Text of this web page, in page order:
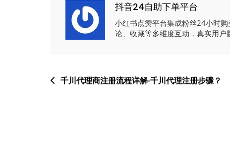
抖音24自助下单平台
小红书点赞平台集成粉丝24小时
论、收藏等多维度互动，真实用户
文千川代理商注册流程详解-千川代理注册步骤？